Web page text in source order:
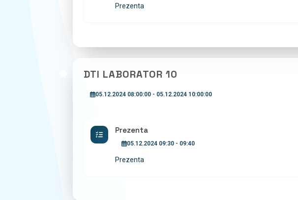
Prezenta
DTI LABORATOR 10
05.12.2024 08:00:00 - 05.12.2024 10:00:00
Prezenta
05.12.2024 09:30 - 09:40
Prezenta